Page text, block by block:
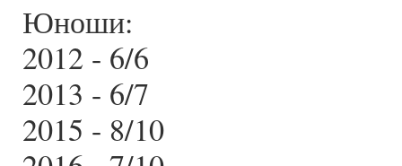
Юноши:
2012 - 6/6
2013 - 6/7
2015 - 8/10